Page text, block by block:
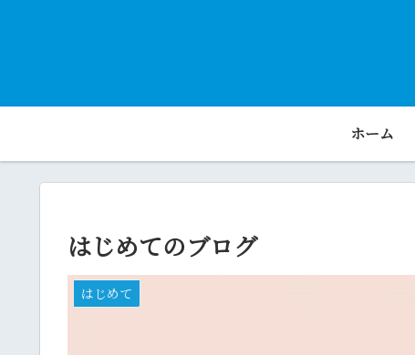
ホーム
はじめてのブログ
はじめて